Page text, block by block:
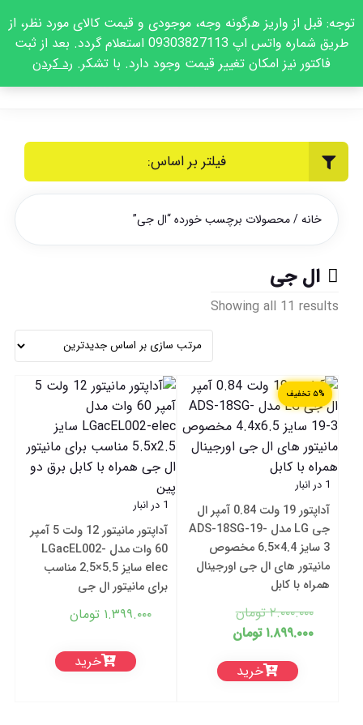
توجه: قبل از واریز هرگونه وجه، موجودی و قیمت کالای مورد نظر، از
طریق شماره واتس اپ 09303827113 استعلام گردد. بعد از ثبت
فاکتور نیز امکان تغییر قیمت وجود دارد. با تشکر. رد کردن
فیلتر بر اساس:
خانه/ محصولات برچسب خورده “ال جی”
ال جی
Showing all 11 results
Sorted
by
latest
۵% تخفیف
1 در انبار
آداپتور 19 ولت 0.84 آمپر ال
جی LG مدل ADS-18SG-19-
3 سایز 4.4×6.5 مخصوص
مانیتور های ال جی اورجینال
همراه با کابل
۲.۰۰۰.۰۰۰ تومانقیمت
اصلی:
بود.
۱.۸۹۹.۰۰۰ تومان
۱.۸۹۹.۰۰۰ تومان.
خرید
1 در انبار
آداپتور مانیتور 12 ولت 5 آمپر
60 وات مدل LGacEL002-
elec سایز 5.5×2.5 مناسب
برای مانیتور ال جی
۱.۳۹۹.۰۰۰ تومان
خرید